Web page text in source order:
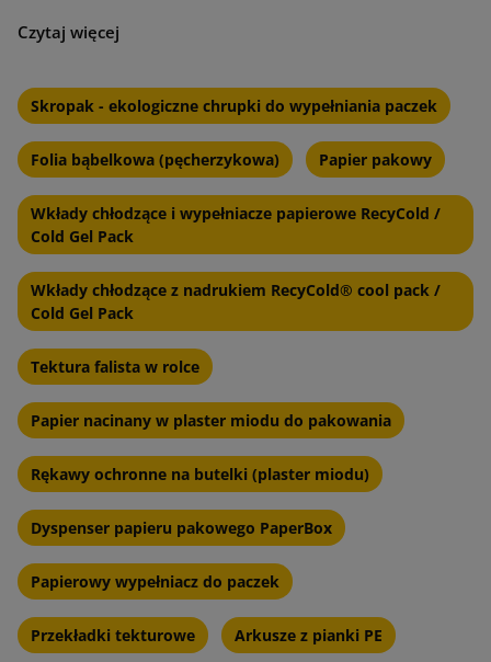
podnosząc standardy bezpieczeństwa dla różnorodnych
Zabezpiecz pełną powierzchnię
opakowań
Nasze narożniki ochronne wyróżniają się na tle konkurencji
zaawansowaną technologią produkcji, która zapewnia im
stanie skutecznie absorbować siłę uderzeń z różnych kątów,
co jest nieocenione przy ochronie przedmiotów o złożonych
geometriach i delikatnych powierzchniach.
Kluczowe zalety naszych narożników
ochronnych:
Innowacyjna technologia
amortyzacji:
Wykorzystanie zaawansowanych materiałów pochłaniających
energię uderzeń gwarantuje ochronę na najwyższym
poziomie.
Skropak - ekologiczne chrupki do wypełniania paczek
Folia bąbelkowa (pęcherzykowa) Papier pakowy
Wkłady chłodzące i wypełniacze papierowe RecyCold /
Cold Gel Pack
Wkłady chłodzące z nadrukiem RecyCold® cool pack /
Cold Gel Pack
Tektura falista w rolce
Papier nacinany w plaster miodu do pakowania
Rękawy ochronne na butelki (plaster miodu)
Dyspenser papieru pakowego PaperBox
Papierowy wypełniacz do paczek
Przekładki tekturowe Arkusze z pianki PE